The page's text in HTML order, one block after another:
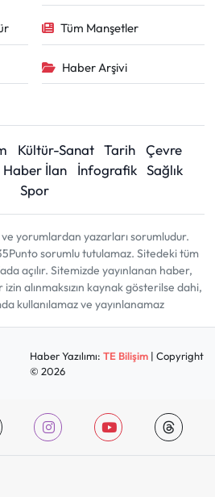
Tüm Manşetler
Haber Arşivi
Kültür-Sanat Tarih
Çevre
Haber İlan İnfografik Sağlık
Spor
yorumlardan yazarları sorumludur.
sorumlu tutulamaz. Sitedeki tüm
açılır. Sitemizde yayınlanan haber,
alınmaksızın kaynak gösterilse dahi,
kullanılamaz ve yayınlanamaz
Haber Yazılımı: TE Bilişim| Copyright
© 2026